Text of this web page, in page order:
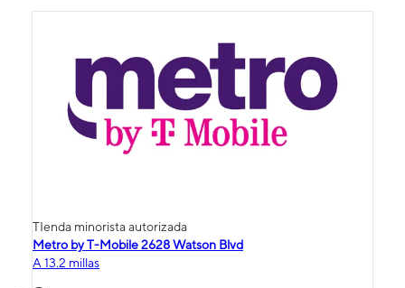
TIenda minorista autorizada
Metro by T-Mobile 2628 Watson Blvd
A 13.2 millas